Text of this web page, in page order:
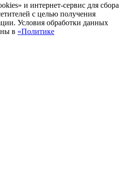
и интернет-сервис для сбора
с целью получения
Условия обработки данных
в «Политике